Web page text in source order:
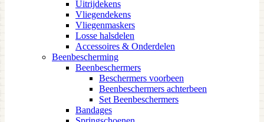
Uitrijdekens
Vliegendekens
Vliegenmaskers
Losse halsdelen
Accessoires & Onderdelen
Beenbescherming
Beenbeschermers
Beschermers voorbeen
Beenbeschermers achterbeen
Set Beenbeschermers
Bandages